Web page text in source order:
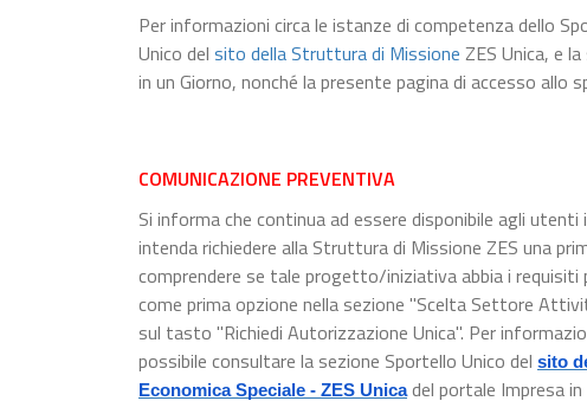
Per informazioni circa le istanze di competenza dello
Unico del sito della Struttura di Missione ZES Unica, e
in un Giorno, nonché la presente pagina di accesso allo
COMUNICAZIONE PREVENTIVA
Si informa che continua ad essere disponibile agli
intenda richiedere alla Struttura di Missione ZES una
comprendere se tale progetto/iniziativa abbia i requisiti
come prima opzione nella sezione "Scelta Settore
sul tasto "Richiedi Autorizzazione Unica". Per
possibile consultare la sezione Sportello Unico del sito
Economica Speciale - ZES Unicadel portale Impresa in